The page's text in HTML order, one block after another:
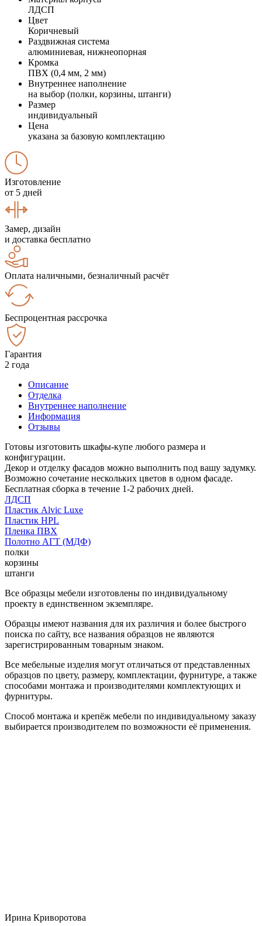
ЛДСП
Цвет
Коричневый
Раздвижная система
алюминиевая, нижнеопорная
Кромка
ПВХ (0,4 мм, 2 мм)
Внутреннее наполнение
на выбор (полки, корзины, штанги)
Размер
индивидуальный
Цена
указана за базовую комплектацию
Изготовление
от 5 дней
Замер, дизайн
и доставка бесплатно
Оплата наличными, безналичный расчёт
Беспроцентная рассрочка
Гарантия
2 года
Описание
Отделка
Внутреннее наполнение
Информация
Отзывы
Готовы изготовить шкафы-купе любого размера и
конфигурации.
Декор и отделку фасадов можно выполнить под вашу задумку.
Возможно сочетание нескольких цветов в одном фасаде.
Бесплатная сборка в течение 1-2 рабочих дней.
ЛДСП
Пластик Alvic Luxe
Пластик HPL
Пленка ПВХ
Полотно АГТ (МДФ)
полки
корзины
штанги
Все образцы мебели изготовлены по индивидуальному
проекту в единственном экземпляре.
Образцы имеют названия для их различия и более быстрого
поиска по сайту, все названия образцов не являются
зарегистрированным товарным знаком.
Все мебельные изделия могут отличаться от представленных
образцов по цвету, размеру, комплектации, фурнитуре, а также
способами монтажа и производителями комплектующих и
фурнитуры.
Способ монтажа и крепёж мебели по индивидуальному заказу
выбирается производителем по возможности её применения.
Ирина Криворотова